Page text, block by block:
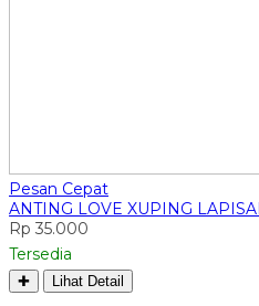
Pesan Cepat
ANTING LOVE XUPING
Rp 35.000
Tersedia
✚ Lihat Detail